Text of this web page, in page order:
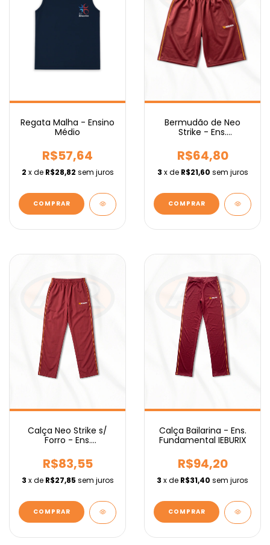
Regata Malha - Ensino
Médio
R$57,64
2 x de R$28,82 sem juros
COMPRAR
Bermudão de Neo
Strike - Ens.
R$64,80
3 x de R$21,60 sem juros
COMPRAR
Calça Neo Strike s/
Forro - Ens.
R$83,55
3 x de R$27,85 sem juros
COMPRAR
Calça Bailarina - Ens.
Fundamental IEBURIX
R$94,20
3 x de R$31,40 sem juros
COMPRAR